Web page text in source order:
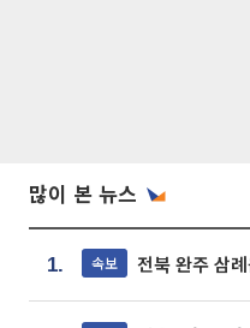
많이 본 뉴스
1. 속보 전북 완주 삼